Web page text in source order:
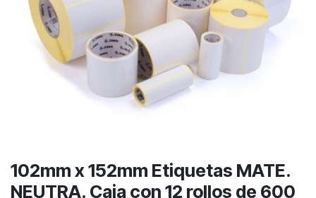
102mm x 152mm Etiquetas MATE.
NEUTRA. Caja con 12 rollos de 600